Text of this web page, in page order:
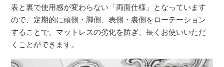
表と裏で使用感が変わらない「両面仕様」となっています
ので、定期的に頭側・脚側、表側・裏側をローテーション
することで、マットレスの劣化を防ぎ、長くお使いいただ
くことができます。